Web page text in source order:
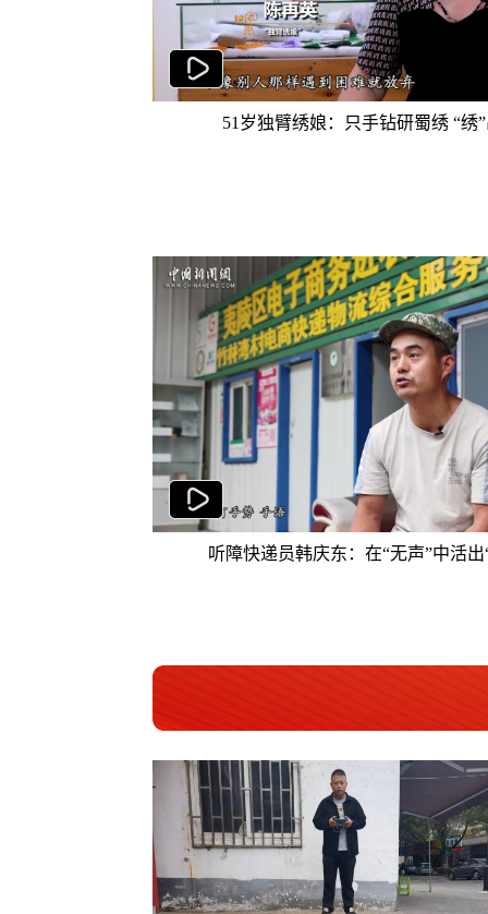
51岁独臂绣娘：只手钻研蜀绣 “绣
听障快递员韩庆东：在“无声”中活